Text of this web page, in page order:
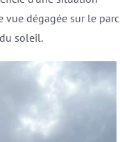
vue dégagée sur le parc
soleil.